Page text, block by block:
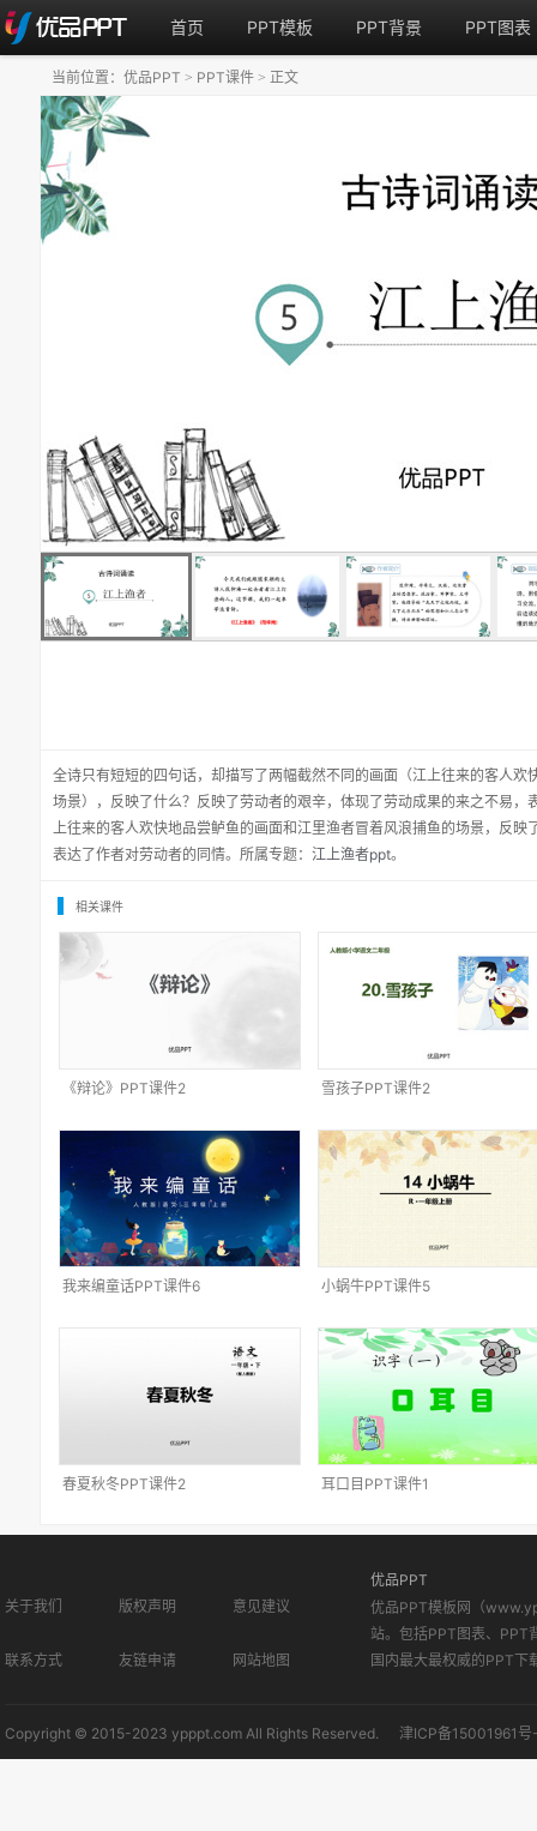
首页 PPT模板 PPT背景 PPT图表
全诗只有短短的四句话，却描写了两幅截然不同的画面（江上往来的客人
场景），反映了什么？反映了劳动者的艰辛，体现了劳动成果的来之不易
上往来的客人欢快地品尝鲈鱼的画面和江里渔者冒着风浪捕鱼的场景，反
表达了作者对劳动者的同情。所属专题： 江上渔者ppt。
当前位置： 优品PPT > PPT课件 > 正文
相关课件
《辩论》PPT课件2 雪孩子PPT课件2
我来编童话PPT课件6 小蜗牛PPT课件5
春夏秋冬PPT课件2 耳口目PPT课件1
关于我们 版权声明 意见建议
联系方式 友链申请 网站地图
优品PPT
优品PPT模板网（
站。包括PPT图表、PPT
国内最大最权威的PPT下
Copyright © 2015-2023 ypppt.com All Rights Reserved. 津ICP备15001961号